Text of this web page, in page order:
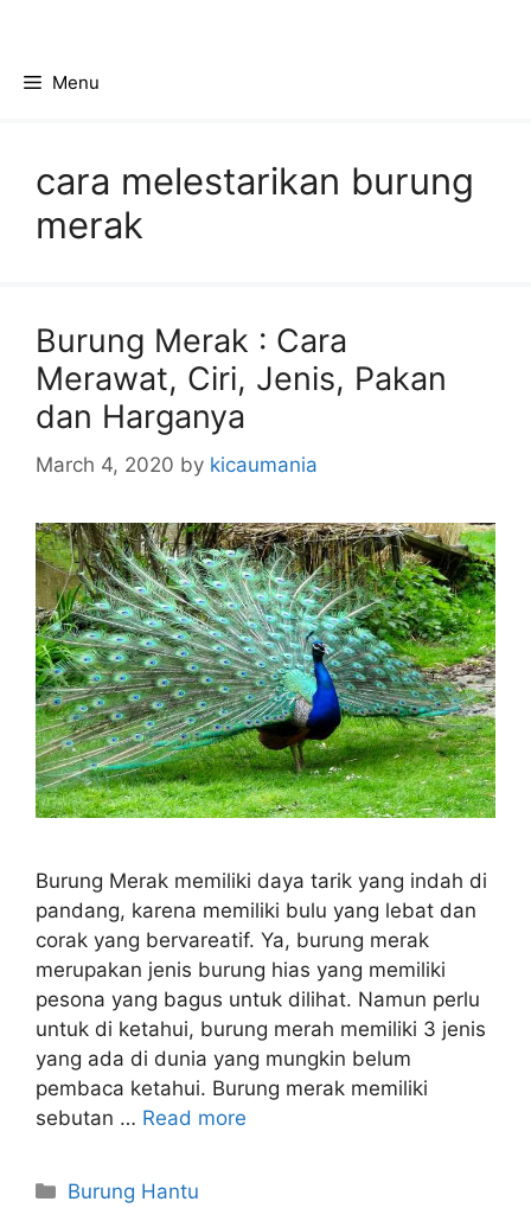
contentMenu
cara melestarikan burung
merak
Burung Merak : Cara
Merawat, Ciri, Jenis, Pakan
dan Harganya
March 4, 2020 by kicaumania
Burung Merak memiliki daya tarik yang indah di
pandang, karena memiliki bulu yang lebat dan
corak yang bervareatif. Ya, burung merak
merupakan jenis burung hias yang memiliki
pesona yang bagus untuk dilihat. Namun perlu
untuk di ketahui, burung merah memiliki 3 jenis
yang ada di dunia yang mungkin belum
pembaca ketahui. Burung merak memiliki
sebutan … Read more
Categories
Burung Hantu